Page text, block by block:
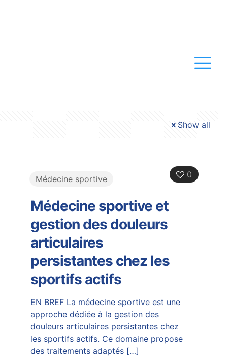
Show all
0
Médecine sportive
Médecine sportive et
gestion des douleurs
articulaires
persistantes chez les
sportifs actifs
EN BREF La médecine sportive est une
approche dédiée à la gestion des
douleurs articulaires persistantes chez
les sportifs actifs. Ce domaine propose
des traitements adaptés[…]